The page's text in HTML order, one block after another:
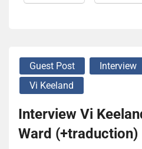
Guest Post Interview
Vi Keeland
Interview Vi
Ward (+traduction)